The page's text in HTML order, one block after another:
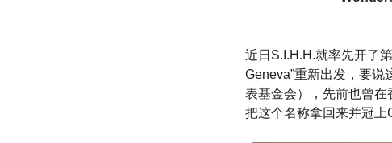
近日S.I.H.H.就率先开了
Geneva”重新出发，要说
表基金会），先前也曾在
把这个名称拿回来并冠上